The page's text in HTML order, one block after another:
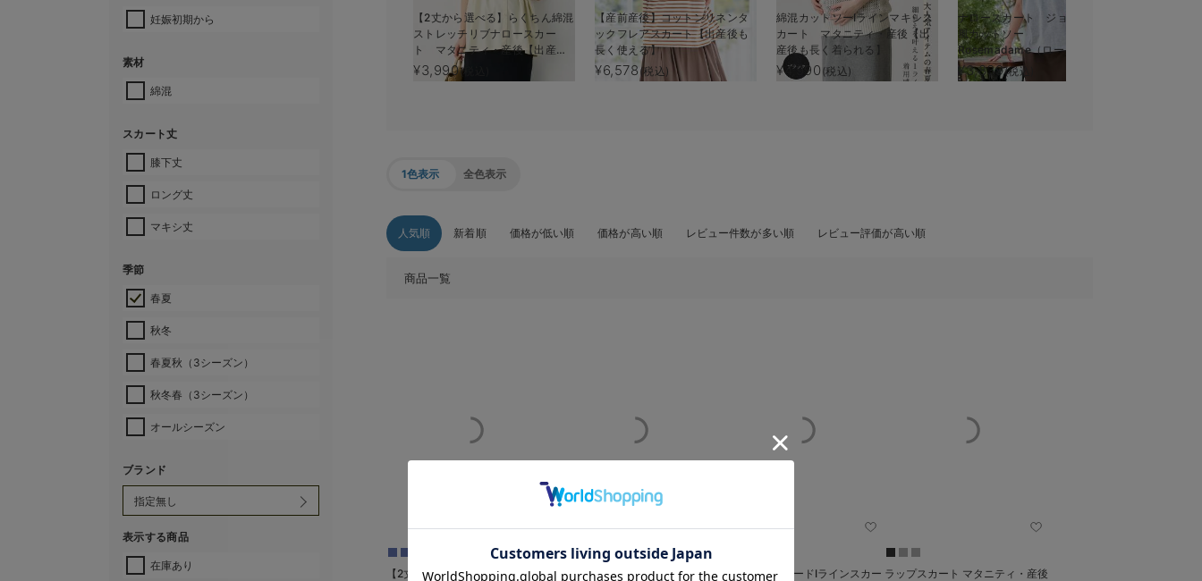
妊娠初期から
素材
綿混
スカート丈
膝下丈
ロング丈
マキシ丈
季節
春夏
秋冬
春夏秋（3シーズン）
秋冬春（3シーズン）
オールシーズン
ブランド
表示する商品
在庫あり
【2丈から選べる】らくちん綿混
ストレッチリブナロースカー
ト マタニティ・産後【出産後
も長く使える】
¥3,990(税込)
【産前産後】コットンリネンタ
ックフレアスカート【出産後も
長く使える】
¥6,578 (税込)
綿混カットソーIラインマキシス
カート マタニティ・産後【出
産後も長く着られる】
¥4,990 (税込)
ナロースカート ジョーゼット
風カットソー
Rosemadame（ローズマダ
ム） マタニティ・産後
¥3,839(税込)
1色表示 全色表示
人気順 新着順 価格が低い順 価格が高い順 レビュー件数が多い順 レビュー評価が高い順
商品一覧
【2丈から選べる】らくちん綿混
綿混カットソーIラインマキシスカ ぽこぽこジャガードIラインスカー ラップスカート マタニティ・産後
お気に入り商品を確認する